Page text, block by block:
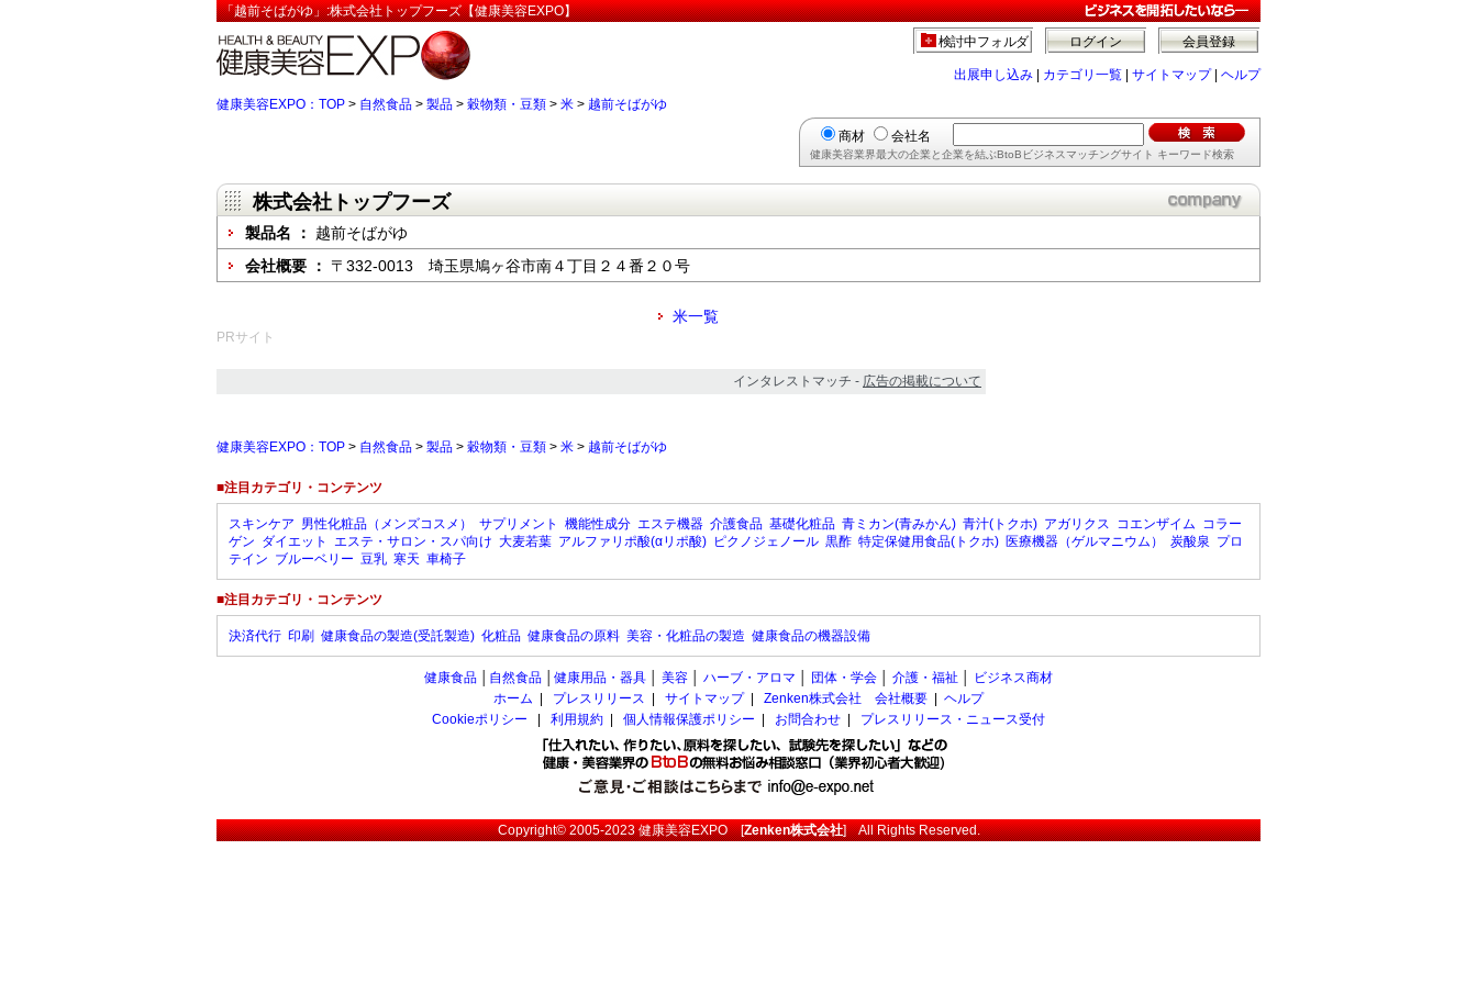
「越前そばがゆ」:株式会社トップフーズ【健康美容EXPO】
会員登録
ログイン
検討中フォルダ
出展申し込み カテゴリ一覧 サイトマップ| ヘルプ
健康美容EXPO：TOP > 自然食品 > 製品 > 穀物類・豆類 > 米 > 越前そばがゆ
商材 会社名
健康美容業界最大の企業と企業を結ぶBtoBビジネスマッチングサイト キーワード検索
株式会社トップフーズ
製品名 ： 越前そばがゆ
会社概要 ： 〒332-0013 埼玉県鳩ヶ谷市南４丁目２４番２０号
米一覧
PRサイト
インタレストマッチ - 広告の掲載について
健康美容EXPO：TOP > 自然食品 > 製品 > 穀物類・豆類 > 米 > 越前そばがゆ
■注目カテゴリ・コンテンツ
スキンケア 男性化粧品（メンズコスメ） サプリメント 機能性成分 エステ機器 介護食品 基礎化粧品 青ミカン(青みかん) 青汁(トクホ) アガリクス コエンザイム コラー
ゲン ダイエット エステ・サロン・スパ向け 大麦若葉 アルファリポ酸(αリポ酸) ピクノジェノール 黒酢 特定保健用食品(トクホ) 医療機器（ゲルマニウム） 炭酸泉 プロ
テイン ブルーベリー 豆乳 寒天 車椅子
■注目カテゴリ・コンテンツ
決済代行 印刷 健康食品の製造(受託製造) 化粧品 健康食品の原料 美容・化粧品の製造 健康食品の機器設備
健康食品 自然食品 健康用品・器具 美容 ハーブ・アロマ 団体・学会 介護・福祉
ビジネス商材
ホーム
プレスリリース サイトマップ| Zenken株式会社 会社概要
ヘルプ
Cookieポリシー
利用規約 個人情報保護ポリシー お問合わせ プレスリリース・ニュース受付
Copyright© 2005-2023健康美容EXPO[Zenken株式会社] All Rights Reserved.